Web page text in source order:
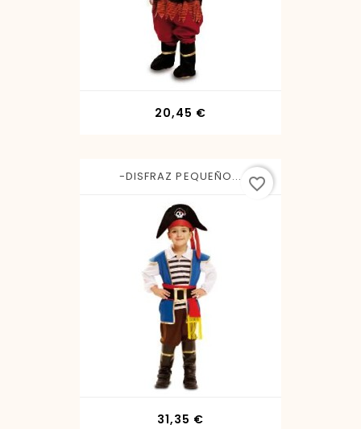
20,45 €Precio
-DISFRAZ PEQUEÑO...
31,35 €Precio
favorite_border